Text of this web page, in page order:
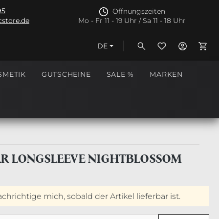
Öffnungszeiten
Mo - Fr 11 - 19 Uhr / Sa 11 - 18 Uhr
DE
GUTSCHEINE SALE % MARKEN
LONGSLEEVE NIGHTBLOSSOM
mich, sobald der Artikel lieferbar ist.